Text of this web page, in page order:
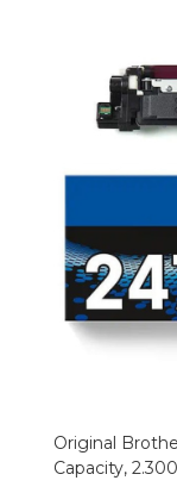
Original
Capacity,